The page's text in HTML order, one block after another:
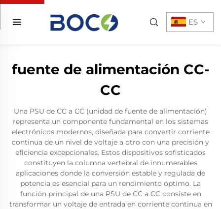
ES
fuente de alimentación CC-
CC
Una PSU de CC a CC (unidad de fuente de alimentación)
representa un componente fundamental en los sistemas
electrónicos modernos, diseñada para convertir corriente
continua de un nivel de voltaje a otro con una precisión y
eficiencia excepcionales. Estos dispositivos sofisticados
constituyen la columna vertebral de innumerables
aplicaciones donde la conversión estable y regulada de
potencia es esencial para un rendimiento óptimo. La
función principal de una PSU de CC a CC consiste en
transformar un voltaje de entrada en corriente continua en